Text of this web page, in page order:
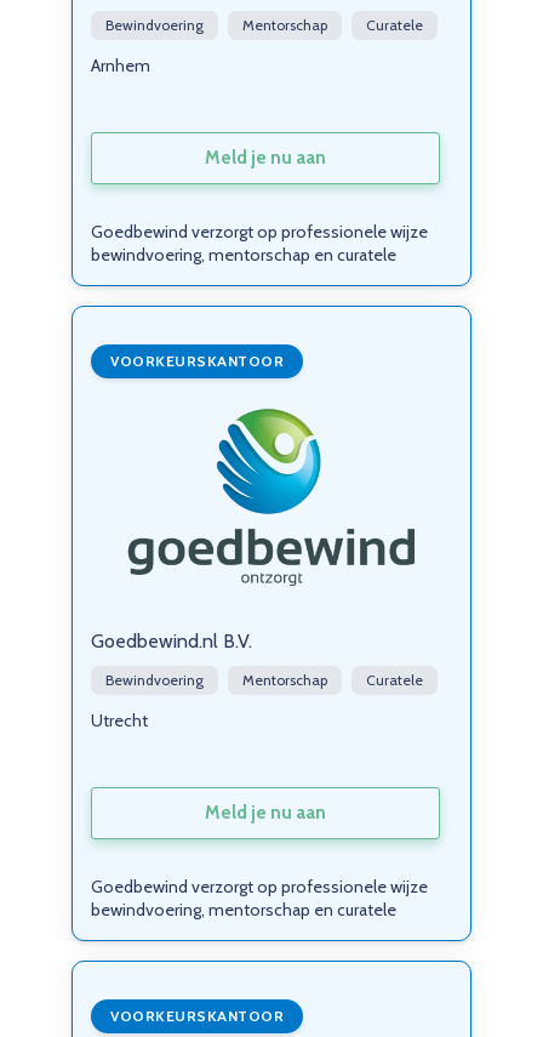
Bewindvoering Mentorschap Curatele
Arnhem
Meld je nu aan
Goedbewind verzorgt op professionele wijze
bewindvoering, mentorschap en curatele
VOORKEURSKANTOOR
Goedbewind.nl B.V.
Bewindvoering Mentorschap Curatele
Utrecht
Meld je nu aan
Goedbewind verzorgt op professionele wijze
bewindvoering, mentorschap en curatele
VOORKEURSKANTOOR